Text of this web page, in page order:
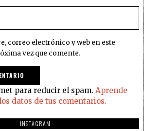
correo electrónico y web en este
vez que comente.
para reducir el spam. Aprende
datos de tus comentarios.
INSTAGRAM